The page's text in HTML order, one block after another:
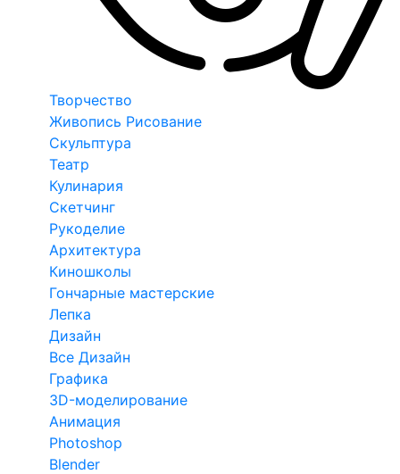
Творчество
Живопись Рисование
Скульптура
Театр
Кулинария
Скетчинг
Рукоделие
Архитектура
Киношколы
Гончарные мастерские
Лепка
Дизайн
Все Дизайн
Графика
3D-моделирование
Анимация
Photoshop
Blender